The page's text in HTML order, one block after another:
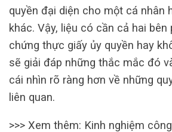
quyền đại diện cho một cá nhân
khác. Vậy, liệu có cần cả hai
chứng thực giấy ủy quyền hay
sẽ giải đáp những thắc mắc đó
cái nhìn rõ ràng hơn về những
liên quan.
>>> Xem thêm: Kinh nghiệm